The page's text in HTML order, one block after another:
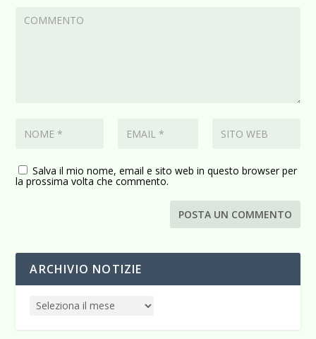
Salva il mio nome, email e sito web in questo browser per
la prossima volta che commento.
ARCHIVIO NOTIZIE